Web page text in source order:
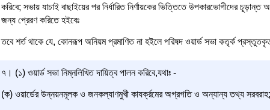
করিবে; সভায় যাচাই বাছাইয়ের পর নির্ধারিত নির্ণায়কের ভিত্তিতে উপকারভোগীদের
জন্য প্রেরণ করিতে হইবেঃ
তবে শর্ত থাকে যে, কোনরূপ অনিয়ম প্রমাণিত না হইলে পরিষদ ওয়ার্ড সভা কতৃর্ক প্রস্তুতকৃত
৭। (১) ওয়ার্ড সভা নিম্নলিখিত দায়িত্ব পালন করিবে,যথাঃ -
(ক) ওয়ার্ডের উন্নয়নমূলক ও জনকল্যাণমুখী কাযর্ক্রমের অগ্রগতি ও অন্যান্য তথ্য সরবরাহ;